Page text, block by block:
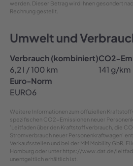
werden. Dieser Betrag wird Ihnen gesondert
Rechnung gestellt.
Umwelt und
Verbrauch (kombiniert)
6,2 l / 100 km
CO2-
141 g/km
Euro-Norm
EURO6
Weitere Informationen zum offiziellen
spezifischen CO2-Emissionen neuer
'Leitfaden über den Kraftstoffverbrauch, die
Stromverbrauch neuer Personenkraftwagen'
Verkaufsstellen und bei der MM Mobility GbR,
Homburg oder unter https://www.dat.de/
unentgeltlich erhältlich ist.